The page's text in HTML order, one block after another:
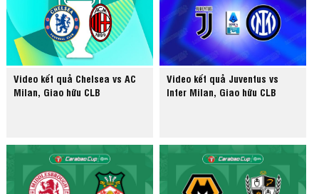
Video kết quả Chelsea vs AC
Milan, Giao hữu CLB
Video kết quả Juventus vs
Inter Milan, Giao hữu CLB